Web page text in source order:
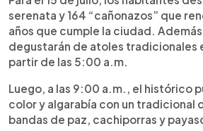
serenata y 164 “cañonazos” que
años que cumple la ciudad.
degustarán de atoles tradicionales
partir de las 5:00 a.m.
Luego, a las 9:00 a.m., el histórico
color y algarabía con un tradicional
bandas de paz, cachiporras y